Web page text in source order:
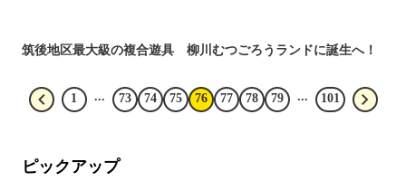
筑後地区最大級の複合遊具 柳川むつごろうランドに誕生へ！
1 ... 73 74 75 76 77 78 79 ... 101
ピックアップ